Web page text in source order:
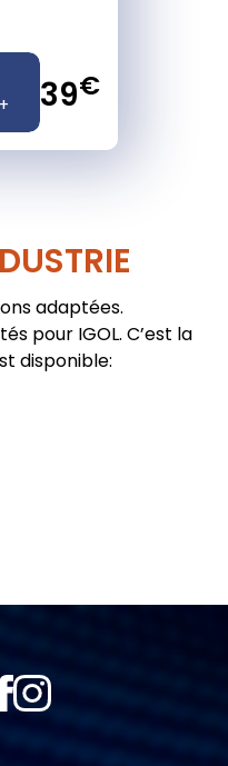
39€
adaptées.
pour IGOL. C’est la
disponible: